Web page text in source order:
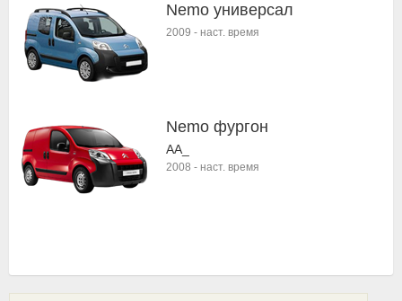
Nemo универсал
2009 - наст. время
Nemo фургон
AA_
2008 - наст. время